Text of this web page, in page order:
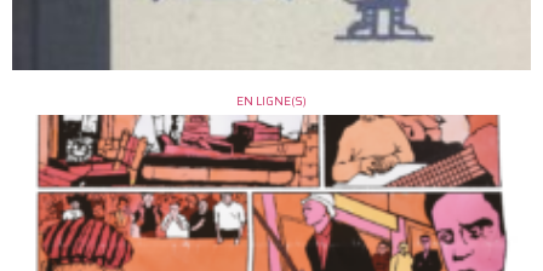
EN LIGNE(S)